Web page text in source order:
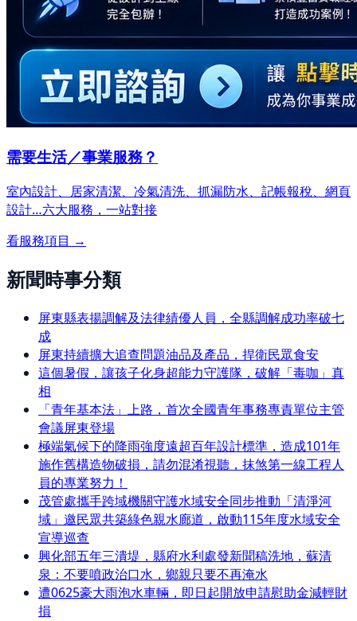
需要生活／事業服務？
室內設計、居家清潔、冷氣清洗、抓漏防水、記帳報稅、網頁
設計…六大服務，一站對接
看服務項目 →
新聞時事分類
屏東縣表揚調解及法律績優人員，全縣調解成功率破七
成
屏東持續擴大追查問題油品及產品，捍衛民眾食安
這個暑假，讓孩子化身超能力守護隊，破解「毒咖」真
相
「青年基本法」上路，首次全國青年事務專責單位主管
會議屏東登場
極端氣候下的降雨強度遠超百年設計標準，造成101年
施作舊構造物破損，請勿混淆視聽，抹煞第一線工程人
員的專業努力！
茂管處攜手跨域機關守護水域安全同步推動「清淨河
域」邀民眾共築綠色親水廊道，啟動115年度水域安全
宣導巡查
興化部五年三潰堤，縣府水利處發新聞稿洗地，蘇清
泉：不要噴政治口水，鄉親只要不再淹水
遭0625豪大雨泡水車輛，即日起開放申請慰助金減輕財
損